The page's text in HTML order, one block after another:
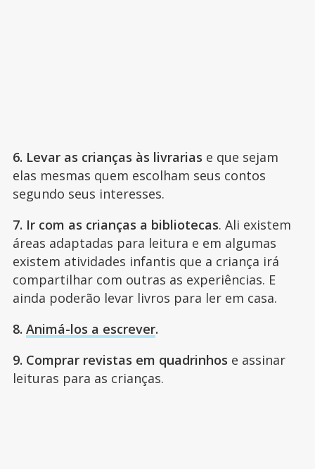
6. Levar as crianças às livrarias e que sejam
elas mesmas quem escolham seus contos
segundo seus interesses.
7. Ir com as crianças a bibliotecas. Ali existem
áreas adaptadas para leitura e em algumas
existem atividades infantis que a criança irá
compartilhar com outras as experiências. E
ainda poderão levar livros para ler em casa.
8. Animá-los a escrever.
9. Comprar revistas em quadrinhos e assinar
leituras para as crianças.